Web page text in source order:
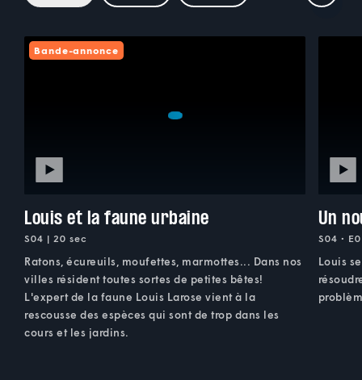
Bande-annonce
Louis et la faune urbaine
S04 | 20 sec
Ratons, écureuils, moufettes, marmottes... Dans nos
villes résident toutes sortes de petites bêtes!
L'expert de la faune Louis Larose vient à la
rescousse des espèces qui sont de trop dans les
cours et les jardins.
Un
S04 •
Louis